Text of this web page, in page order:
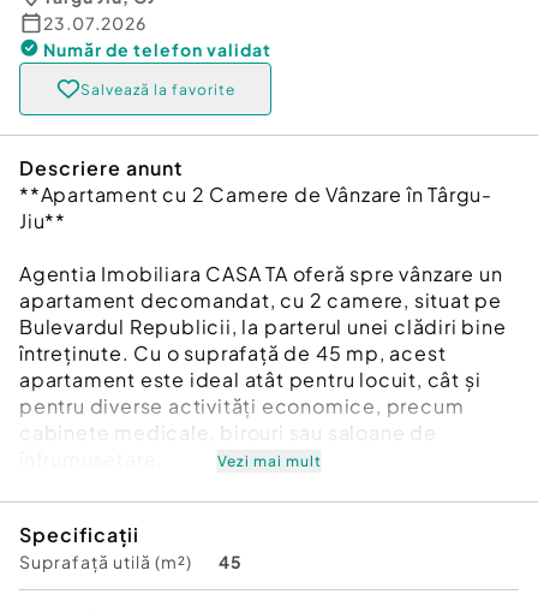
23.07.2026
Număr de telefon validat
Salvează la favorite
Descriere anunt
**Apartament cu 2 Camere de Vânzare în Târgu-
Jiu**
Agentia Imobiliara CASA TA oferă spre vânzare un
apartament decomandat, cu 2 camere, situat pe
Bulevardul Republicii, la parterul unei clădiri bine
întreținute. Cu o suprafață de 45 mp, acest
apartament este ideal atât pentru locuit, cât și
pentru diverse activități economice, precum
cabinete medicale, birouri sau saloane de
modern, incluzând finisaje de calitate, precum
parchet, pereți gletuiți și vopsiți cu lavabil,
geamuri termopan și ușă securizată. În plus,
Vezi mai mult
Specificații
Suprafață utilă (m²) 45